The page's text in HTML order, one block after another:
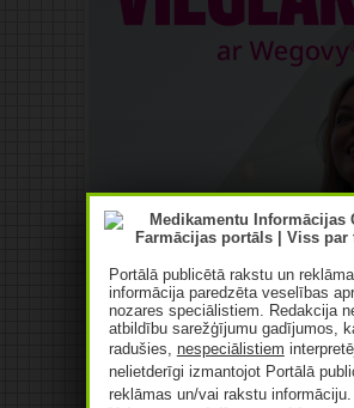
Portālā publicētā rakstu un
informācija paredzēta veselības
nozares speciālistiem. Redakcija
atbildību sarežģījumu gadījumos,
radušies, nespeciālistiem
nelietderīgi izmantojot Portālā
reklāmas un/vai rakstu informāciju.